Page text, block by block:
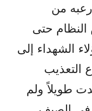
من
النظام حتى
الشهداء إلى
التعذيب
طويلاً ولم